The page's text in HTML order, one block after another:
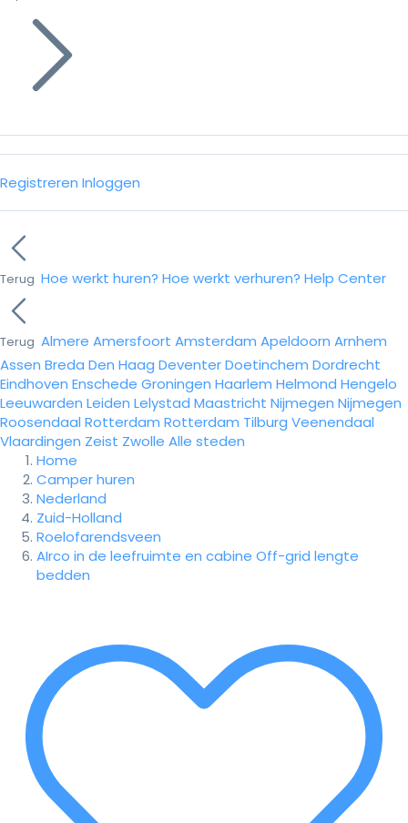
Registreren Inloggen
Terug Hoe werkt huren? Hoe werkt verhuren? Help Center
Terug Almere Amersfoort Amsterdam Apeldoorn Arnhem
Assen Breda Den Haag DeventerDoetinchem Dordrecht
Eindhoven Enschede Groningen Haarlem Helmond Hengelo
Leeuwarden Leiden Lelystad Maastricht Nijmegen Nijmegen
Roosendaal Rotterdam Rotterdam Tilburg Veenendaal
Vlaardingen Zeist Zwolle Alle steden
Home
Camper huren
Nederland
Zuid-Holland
Roelofarendsveen
AIrco in de leefruimte en cabine Off-grid lengte
bedden